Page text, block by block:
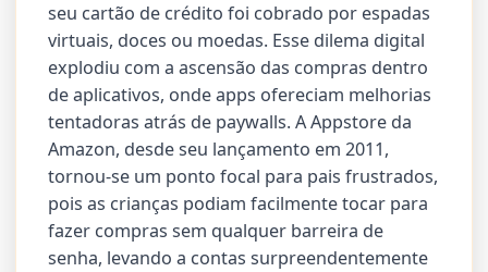
seu cartão de crédito foi cobrado por espadas
virtuais, doces ou moedas. Esse dilema digital
explodiu com a ascensão das compras dentro
de aplicativos, onde apps ofereciam melhorias
tentadoras atrás de paywalls. A Appstore da
Amazon, desde seu lançamento em 2011,
tornou-se um ponto focal para pais frustrados,
pois as crianças podiam facilmente tocar para
fazer compras sem qualquer barreira de
senha, levando a contas surpreendentemente